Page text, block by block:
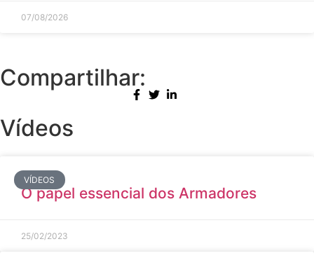
07/08/2026
Compartilhar:
Vídeos
VÍDEOS
O papel essencial dos Armadores
25/02/2023